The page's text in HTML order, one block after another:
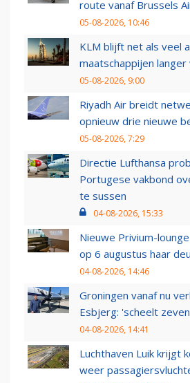
route vanaf Brussels
05-08-2026, 10:46
KLM blijft net als veel
maatschappijen
05-08-2026, 9:00
Riyadh Air breidt
opnieuw drie nieuwe
05-08-2026, 7:29
Directie Lufthansa
Portugese vakbond
te sussen
04-08-2026, 15:33
Nieuwe Privium-
op 6 augustus haar
04-08-2026, 14:46
Groningen vanaf nu
Esbjerg: 'scheelt
04-08-2026, 14:41
Luchthaven Luik krijgt
weer